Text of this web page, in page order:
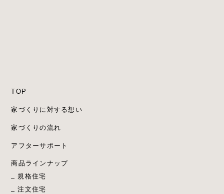
TOP
家づくりに対する想い
家づくりの流れ
アフターサポート
商品ラインナップ
規格住宅
注文住宅